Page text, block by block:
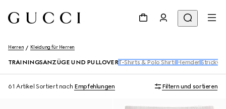
Herren Kleidung für Herren
TRAININGSANZÜGE UND PULLOVERT-Shirts & Polo Shirts Hemden
61 Artikel Sortiert nach Empfehlungen Filtern und sortieren